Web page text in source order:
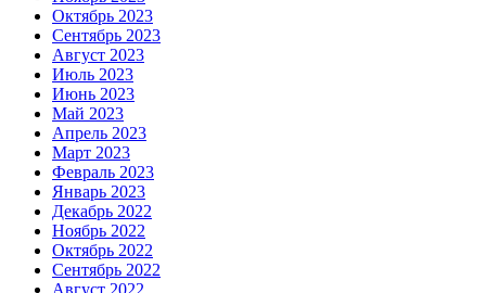
Октябрь 2023
Сентябрь 2023
Август 2023
Июль 2023
Июнь 2023
Май 2023
Апрель 2023
Март 2023
Февраль 2023
Январь 2023
Декабрь 2022
Ноябрь 2022
Октябрь 2022
Сентябрь 2022
Август 2022